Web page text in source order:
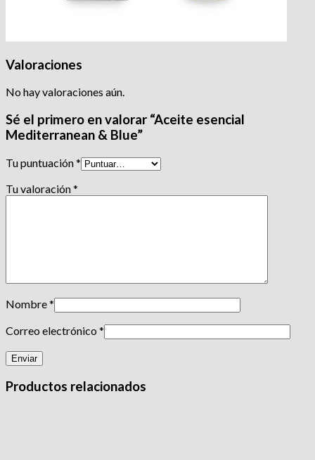
Valoraciones
No hay valoraciones aún.
Sé el primero en valorar “Aceite esencial
Mediterranean & Blue”
Tu puntuación*
Tu valoración*
Nombre*
Correo electrónico *
Productos relacionados